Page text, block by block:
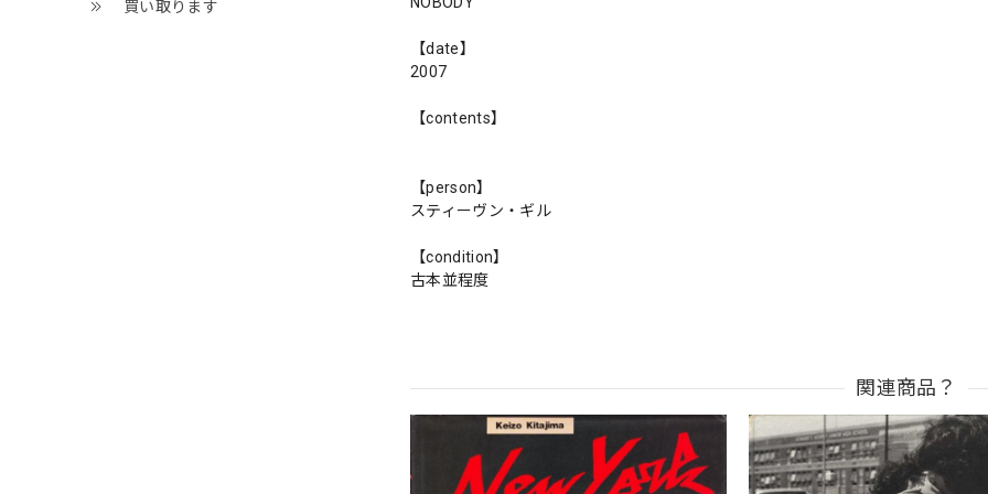
買い取ります
【date】
2007
【contents】
【person】
スティーヴン・ギル
【condition】
古本並程度
関連商品？